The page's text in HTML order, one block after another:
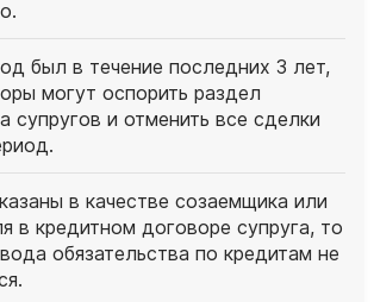
был в течение последних 3 лет,
могут оспорить раздел
супругов и отменить все сделки
в качестве созаемщика или
в кредитном договоре супруга, то
обязательства по кредитам не